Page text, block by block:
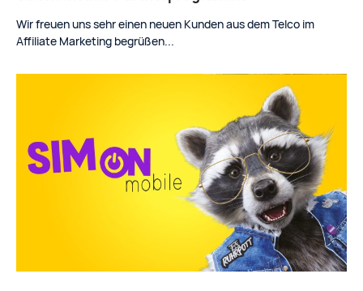
Wir freuen uns sehr einen neuen Kunden aus dem Telco im
Affiliate Marketing begrüßen...